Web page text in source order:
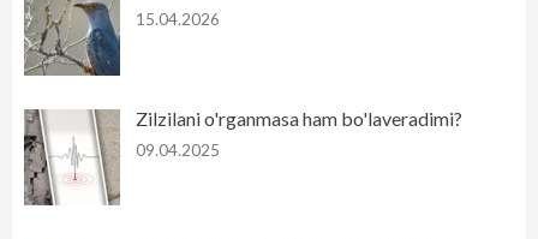
15.04.2026
Zilzilani o'rganmasa ham bo'laveradimi?
09.04.2025